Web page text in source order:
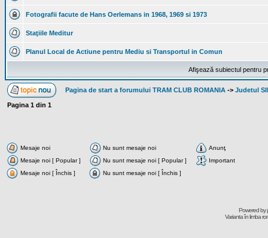
Fotografii facute de Hans Oerlemans in 1968, 1969 si 1973
Staţiile Meditur
Planul Local de Actiune pentru Mediu si Transportul in Comun
Afişează subiectul pentru
Pagina de start a forumului TRAM CLUB ROMANIA -> Judetul
Pagina 1 din 1
Mesaje noi Nu sunt mesaje noi
Anunţ
Mesaje noi [ Popular ]
Nu sunt mesaje noi [ Popular ]
Important
Mesaje noi [ Închis ]
Nu sunt mesaje noi [ Închis ]
Powered by
Varianta în limba